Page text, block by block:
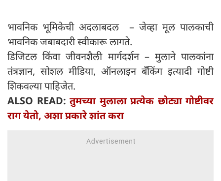
भावनिक भूमिकेची अदलाबदल – जेव्हा मूल पालकाची
भावनिक जबाबदारी स्वीकारू लागते.
डिजिटल किंवा जीवनशैली मार्गदर्शन – मुलाने पालकांना
तंत्रज्ञान, सोशल मीडिया, ऑनलाइन बँकिंग इत्यादी गोष्टी
शिकवल्या पाहिजेत.
ALSO READ: तुमच्या मुलाला प्रत्येक छोट्या गोष्टीवर
राग येतो, अशा प्रकारे शांत करा